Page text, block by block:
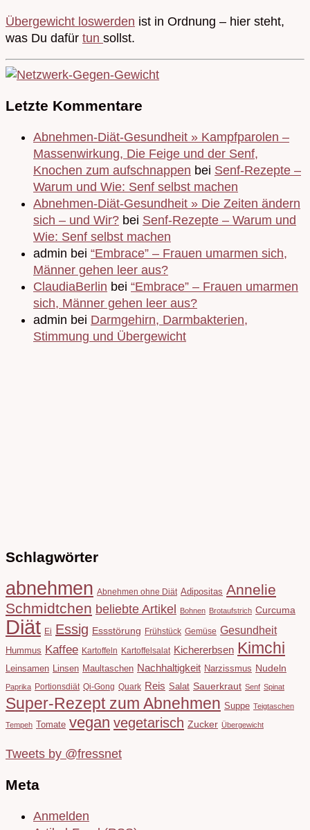
Übergewicht loswerden ist in Ordnung – hier steht,
was Du dafür tun sollst.
Letzte Kommentare
Abnehmen-Diät-Gesundheit » Kampfparolen –
Massenwirkung, Die Feige und der Senf,
Knochen zum aufschnappen bei Senf-Rezepte –
Warum und Wie: Senf selbst machen
Abnehmen-Diät-Gesundheit » Die Zeiten ändern
sich – und Wir? bei Senf-Rezepte – Warum und
Wie: Senf selbst machen
admin bei “Embrace” – Frauen umarmen sich,
Männer gehen leer aus?
ClaudiaBerlin bei “Embrace” – Frauen umarmen
sich, Männer gehen leer aus?
admin bei Darmgehirn, Darmbakterien,
Stimmung und Übergewicht
Schlagwörter
abnehmen Abnehmen ohne Diät Adipositas Annelie
Schmidtchen beliebte Artikel Bohnen Brotaufstrich Curcuma
Diät Ei Essig Essstörung Frühstück Gemüse Gesundheit
Hummus Kaffee Kartoffeln Kartoffelsalat Kichererbsen Kimchi
Leinsamen Linsen Maultaschen Nachhaltigkeit Narzissmus Nudeln
Paprika Portionsdiät Qi-Gong Quark Reis Salat Sauerkraut Senf Spinat
Super-Rezept zum Abnehmen Suppe Teigtaschen
Tempeh Tomate vegan vegetarisch Zucker Übergewicht
Tweets by @fressnet
Meta
Anmelden